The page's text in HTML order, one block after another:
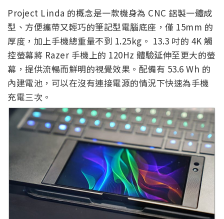
Project Linda 的概念是一款機身為 CNC 鋁製一體成
型、方便攜帶又輕巧的筆記型電腦底座，僅 15mm 的
厚度，加上手機總重量不到 1.25kg。 13.3 吋的 4K 觸
控螢幕將 Razer 手機上的 120Hz 體驗延伸至更大的螢
幕，提供流暢而鮮明的視覺效果。配備有 53.6 Wh 的
內建電池，可以在沒有連接電源的情況下快速為手機
充電三次。